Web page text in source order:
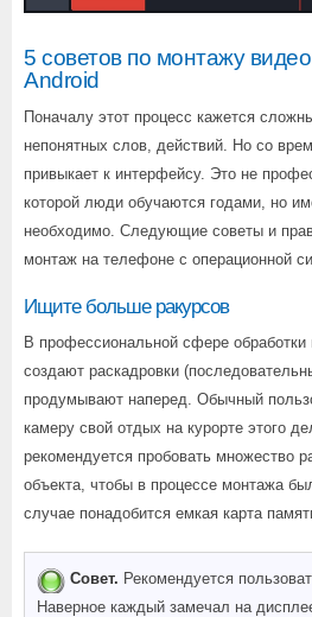
5 советов по монтажу
Android
Поначалу этот процесс кажется
непонятных слов, действий. Но со
привыкает к интерфейсу. Это не
которой люди обучаются годами, но
необходимо. Следующие советы и
монтаж на телефоне с операционной
Ищите больше ракурсов
В профессиональной сфере
создают раскадровки
продумывают наперед. Обычный
камеру свой отдых на курорте этого
рекомендуется пробовать множество
объекта, чтобы в процессе монтажа
случае понадобится емкая карта
Совет. Рекомендуется
Наверное каждый замечал на